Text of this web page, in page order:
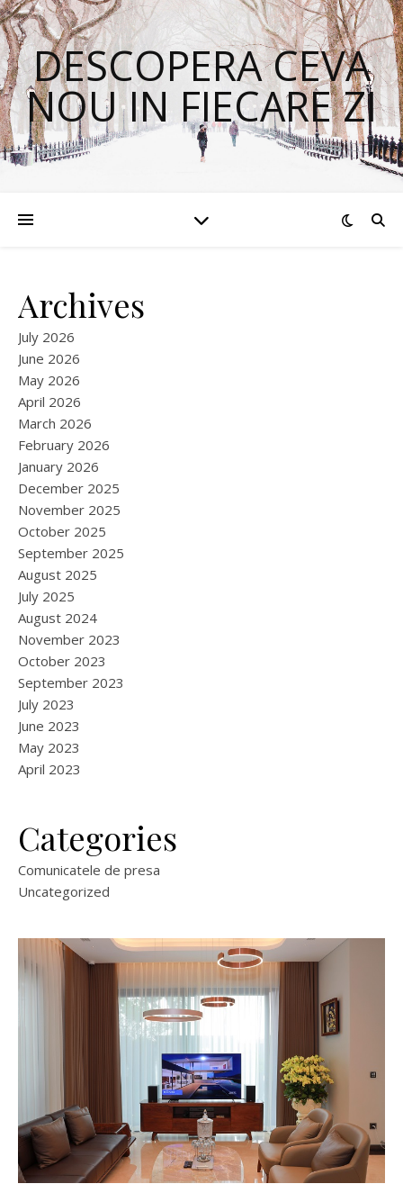
DESCOPERA CEVA
NOU IN FIECARE ZI
Archives
July 2026
June 2026
May 2026
April 2026
March 2026
February 2026
January 2026
December 2025
November 2025
October 2025
September 2025
August 2025
July 2025
August 2024
November 2023
October 2023
September 2023
July 2023
June 2023
May 2023
April 2023
Categories
Comunicatele de presa
Uncategorized